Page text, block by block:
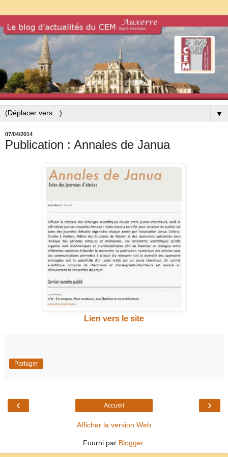
▼
07/04/2014
Publication : Annales de Janua
Lien vers le site
Partager
‹ ›
Accueil
Afficher la version Web
Fourni par Blogger.